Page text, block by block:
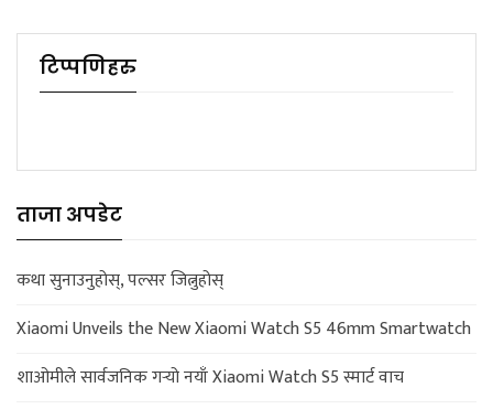
टिप्पणिहरु
ताजा अपडेट
कथा सुनाउनुहोस्, पल्सर जित्नुहोस्
Xiaomi Unveils the New Xiaomi Watch S5 46mm Smartwatch
शाओमीले सार्वजनिक गर्‍यो नयाँ Xiaomi Watch S5 स्मार्ट वाच